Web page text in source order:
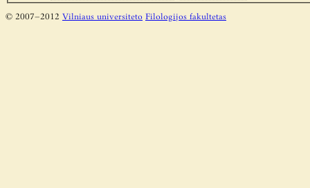
© 2007–2012 Vilniaus universiteto Filologijos fakultetas